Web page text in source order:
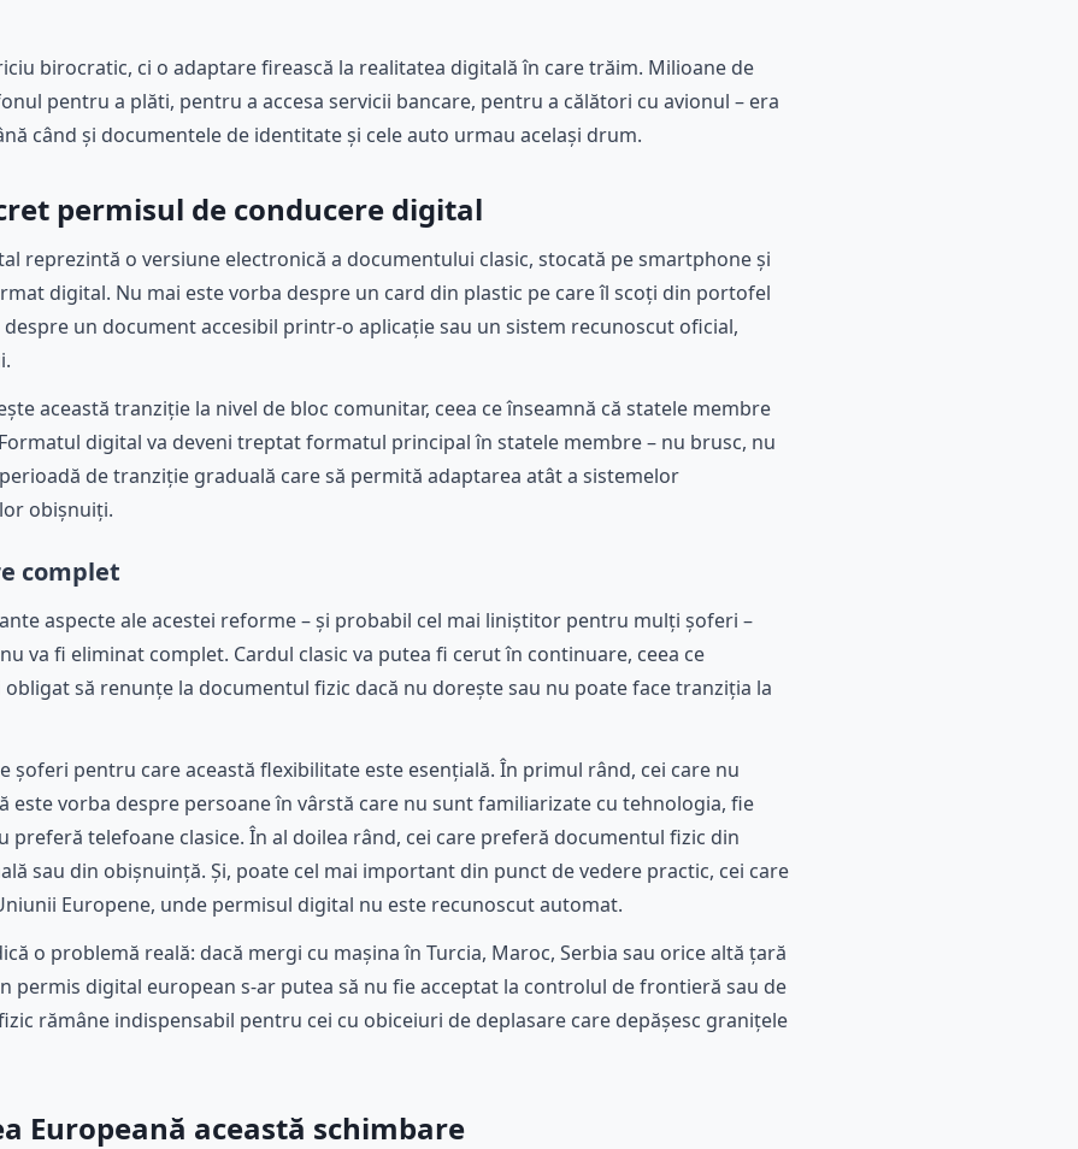
birocratic, ci o adaptare firească la realitatea digitală în care trăim. Milioane de
pentru a plăti, pentru a accesa servicii bancare, pentru a călători cu avionul – era
când și documentele de identitate și cele auto urmau același drum.
permisul de conducere digital
reprezintă o versiune electronică a documentului clasic, stocată pe smartphone și
digital. Nu mai este vorba despre un card din plastic pe care îl scoți din portofel
un document accesibil printr-o aplicație sau un sistem recunoscut oficial,
această tranziție la nivel de bloc comunitar, ceea ce înseamnă că statele membre
digital va deveni treptat formatul principal în statele membre – nu brusc, nu
de tranziție graduală care să permită adaptarea atât a sistemelor
obișnuiți.
complet
aspecte ale acestei reforme – și probabil cel mai liniștitor pentru mulți șoferi –
va fi eliminat complet. Cardul clasic va putea fi cerut în continuare, ceea ce
să renunțe la documentul fizic dacă nu dorește sau nu poate face tranziția la
șoferi pentru care această flexibilitate este esențială. În primul rând, cei care nu
este vorba despre persoane în vârstă care nu sunt familiarizate cu tehnologia, fie
preferă telefoane clasice. În al doilea rând, cei care preferă documentul fizic din
sau din obișnuință. Și, poate cel mai important din punct de vedere practic, cei care
Europene, unde permisul digital nu este recunoscut automat.
o problemă reală: dacă mergi cu mașina în Turcia, Maroc, Serbia sau orice altă țară
permis digital european s-ar putea să nu fie acceptat la controlul de frontieră sau de
rămâne indispensabil pentru cei cu obiceiuri de deplasare care depășesc granițele
Europeană această schimbare